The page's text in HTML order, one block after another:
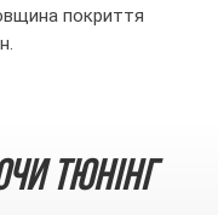
покриття
тюнінг